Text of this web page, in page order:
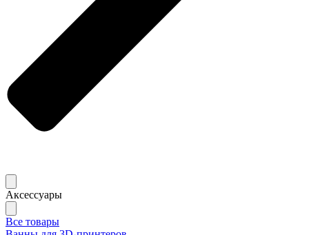
Аксессуары
Все товары